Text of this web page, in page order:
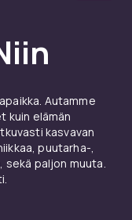
Autamme
kuin elämän
kasvavan
puutarha-,
sekä paljon muuta.